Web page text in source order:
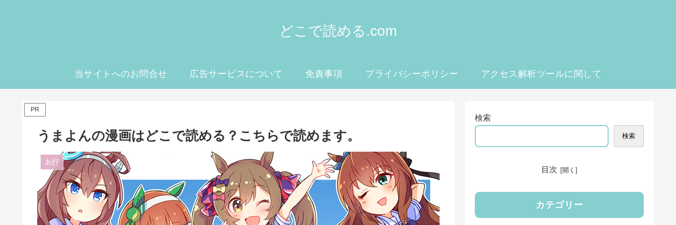
どこで読める.com
当サイトへのお問合せ 広告サービスについて 免責事項 プライバシーポリシー アクセス解析ツールに関して
PR
うまよんの漫画はどこで読める？こちらで読めます。
あ行
検索
検索
目次
カテゴリー